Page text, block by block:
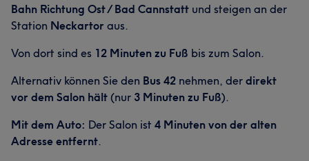
Bahn Richtung Ost / Bad Cannstatt und steigen an der
Station Neckartor aus.
Von dort sind es 12 Minuten zu Fuß bis zum Salon.
Alternativ können Sie den Bus 42 nehmen, der direkt
vor dem Salon hält (nur 3 Minuten zu Fuß).
Mit dem Auto: Der Salon ist 4 Minuten von der alten
Adresse entfernt.